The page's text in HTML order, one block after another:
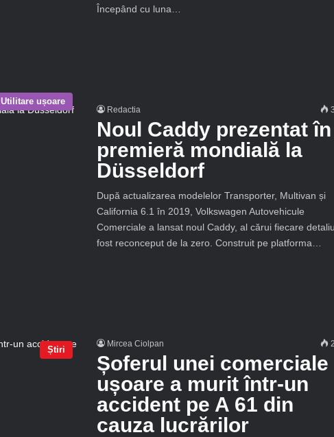
Începând cu luna…
Utilitare ușoare
Redactia
Noul Caddy prezentat în
premieră mondială la
Düsseldorf
După actualizarea modelelor Transporter, Multivan și
California 6.1 în 2019, Volkswagen Autovehicule
Comerciale a lansat noul Caddy, al cărui fiecare
fost reconceput de la zero. Construit pe platforma…
Știri
Mircea Ciolpan
Șoferul unei comerciale
ușoare a murit într-un
accident pe A 61 din
cauza lucrărilor